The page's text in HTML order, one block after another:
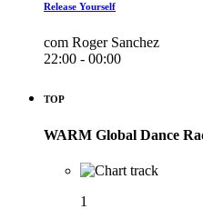
Release Yourself
com Roger Sanchez
22:00 - 00:00
TOP
WARM Global Dance
1